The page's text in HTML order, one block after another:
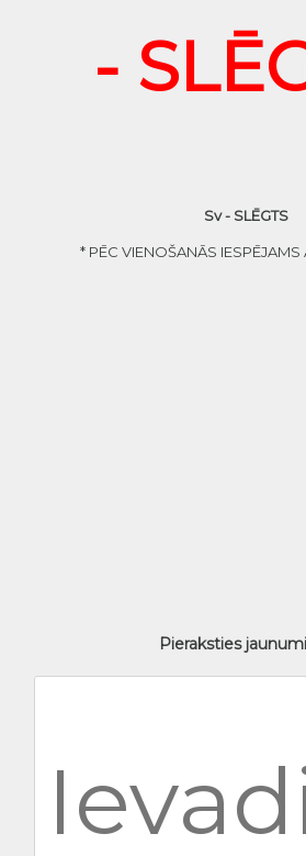
-
Sv - SLĒGTS
* PĒC VIENOŠANĀS IESPĒJAMS
Pieraksties